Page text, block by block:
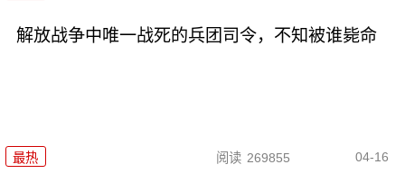
解放战争中唯一战死的兵团司令，不知被谁毙命
最热 阅读 269855 04-16